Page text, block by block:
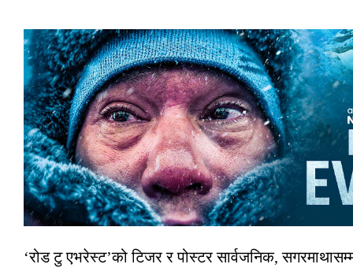
‘रोड टु एभरेस्ट’को टिजर र पोस्टर सार्वजनिक,